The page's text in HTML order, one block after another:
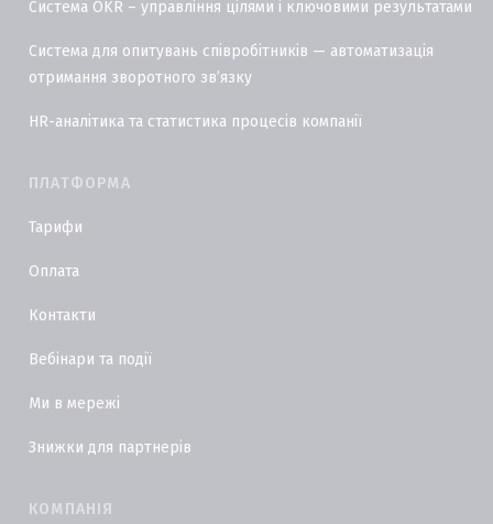
Система OKR – управління цілями і ключовими результатами
Система для опитувань співробітників — автоматизація
отримання зворотного звʼязку
HR-аналітика та статистика процесів компанії
ПЛАТФОРМА
Тарифи
Оплата
Контакти
Вебінари та події
Ми в мережі
Знижки для партнерів
КОМПАНІЯ